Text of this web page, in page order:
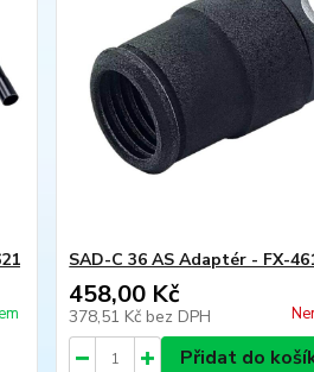
SAD-C 36 AS Adaptér - FX-
458,00 Kč
378,51 Kč bez DPH
Přidat do